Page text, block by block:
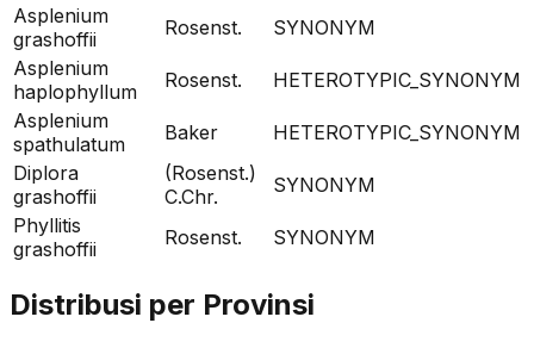
Asplenium
grashoffii
Rosenst.
SYNONYM
Asplenium
haplophyllum
Rosenst.
HETEROTYPIC_SYNONYM
Asplenium
spathulatum
Baker
HETEROTYPIC_SYNONYM
Diplora
grashoffii
(Rosenst.)
C.Chr.
SYNONYM
Phyllitis
grashoffii
Rosenst. SYNONYM
Distribusi per Provinsi